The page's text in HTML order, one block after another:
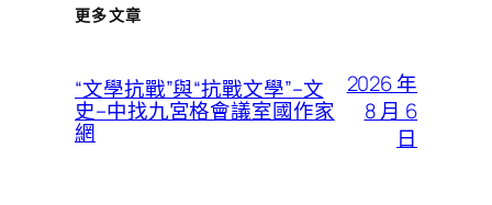
更多文章
“文學抗戰”與“抗戰文學”–文
史–中找九宮格會議室國作家
網
2026 年
8 月 6
日